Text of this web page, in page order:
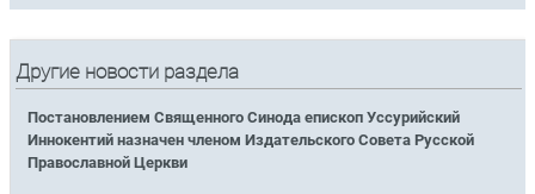
Другие новости раздела
Постановлением Священного Синода епископ Уссурийский
Иннокентий назначен членом Издательского Совета Русской
Православной Церкви